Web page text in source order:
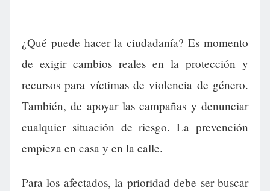
¿Qué puede hacer la ciudadanía? Es momento
de exigir cambios reales en la protección y
recursos para víctimas de violencia de género.
También, de apoyar las campañas y denunciar
cualquier situación de riesgo. La prevención
empieza en casa y en la calle.
Para los afectados, la prioridad debe ser buscar